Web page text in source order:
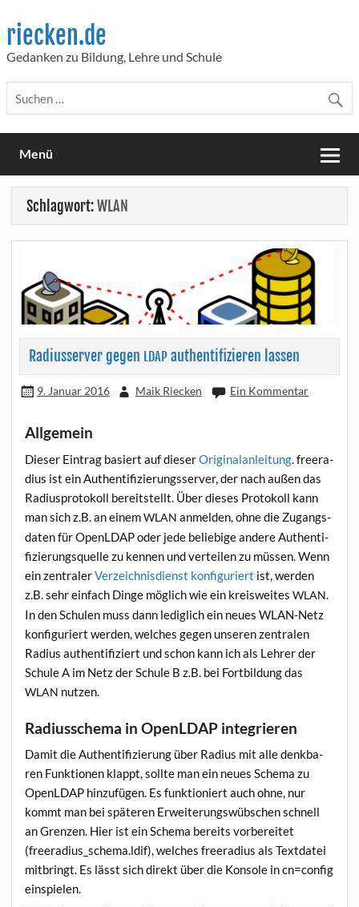
content
riecken.de
Gedanken zu Bildung, Lehre und Schule
Menü
Schlagwort:WLAN
Radiusserver gegen LDAPauthentifizieren lassen
9. Januar 2016 Maik Riecken Ein Kommentar
Allgemein
Die­ser Ein­trag basiert auf die­serOri­gi­nal­an­lei­tung. free­ra­
di­us ist ein Authen­ti­fi­zie­rungs­ser­ver, der nach außen das
Radi­us­pro­to­koll bereit­stellt. Über die­ses Pro­to­koll kann
man sich z.B. an einemWLAN anmel­den, ohne die Zugangs­
da­ten für OpenLDAP oder jede belie­bi­ge ande­re Authen­ti­
fi­zie­rungs­quel­le zu ken­nen und ver­tei­len zu müs­sen. Wenn
ein zen­tra­lerVer­zeich­nis­dienst kon­fi­gu­riert ist, wer­den
z.B. sehr ein­fach Din­ge mög­lich wie ein kreis­wei­tesWLAN.
In den Schu­len muss dann ledig­lich ein neu­es WLAN-Netz
kon­fi­gu­riert wer­den, wel­ches gegen unse­ren zen­tra­len
Radi­us authen­ti­fi­ziert und schon kann ich als Leh­rer der
Schu­le A im Netz der Schu­le B z.B. bei Fort­bil­dung das
WLAN nutzen.
Radiusschema in OpenLDAP integrieren
Damit die Authen­ti­fi­zie­rung über Radi­us mit alle denk­ba­
ren Funk­tio­nen klappt, soll­te man ein neu­es Sche­ma zu
OpenLDAP hin­zu­fü­gen. Es funk­tio­niert auch ohne, nur
kommt man bei spä­te­ren Erwei­te­rungs­w­üb­schen schnell
an Gren­zen. Hier ist ein Sche­ma bereits vor­be­rei­tet
(freeradius_schema.ldif), wel­ches free­ra­di­us als Text­da­tei
mit­bringt. Es lässt sich direkt über die Kon­so­le in cn=config
einspielen.